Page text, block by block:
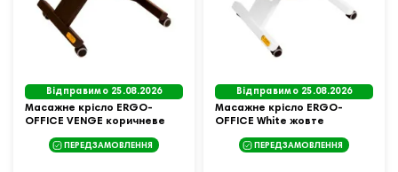
Відправимо 25.08.2026
Масажне крісло ERGO-
OFFICE VENGE коричневе
ПЕРЕДЗАМОВЛЕННЯ
Відправимо 25.08.2026
Масажне крісло ERGO-
OFFICE White жовте
ПЕРЕДЗАМОВЛЕННЯ